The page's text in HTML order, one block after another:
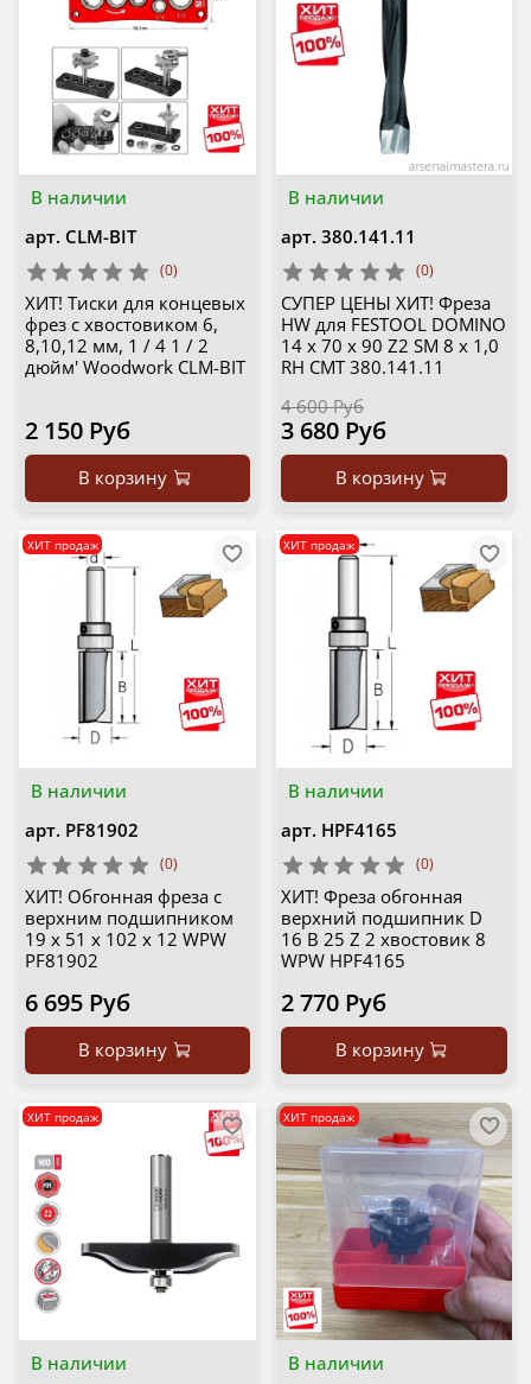
В наличии
арт. CLM-BIT
(0)
ХИТ! Тиски для концевых
фрез с хвостовиком 6,
8,10,12 мм, 1 / 4 1 / 2
дюйм' Woodwork CLM-BIT
2 150 Руб
В корзину
В наличии
арт. 380.141.11
(0)
СУПЕР ЦЕНЫ ХИТ! Фреза
HW для FESTOOL DOMINO
14 x 70 x 90 Z2 SM 8 x 1,0
RH CMT 380.141.11
4 600 Руб
3 680 Руб
В корзину
В наличии
ХИТ продаж
арт. PF81902
(0)
ХИТ! Обгонная фреза с
верхним подшипником
19 x 51 x 102 x 12 WPW
PF81902
6 695 Руб
В корзину
В наличии
ХИТ продаж
арт. HPF4165
(0)
ХИТ! Фреза обгонная
верхний подшипник D
16 B 25 Z 2 хвостовик 8
WPW HPF4165
2 770 Руб
В корзину
В наличии
ХИТ продаж
В наличии
ХИТ продаж